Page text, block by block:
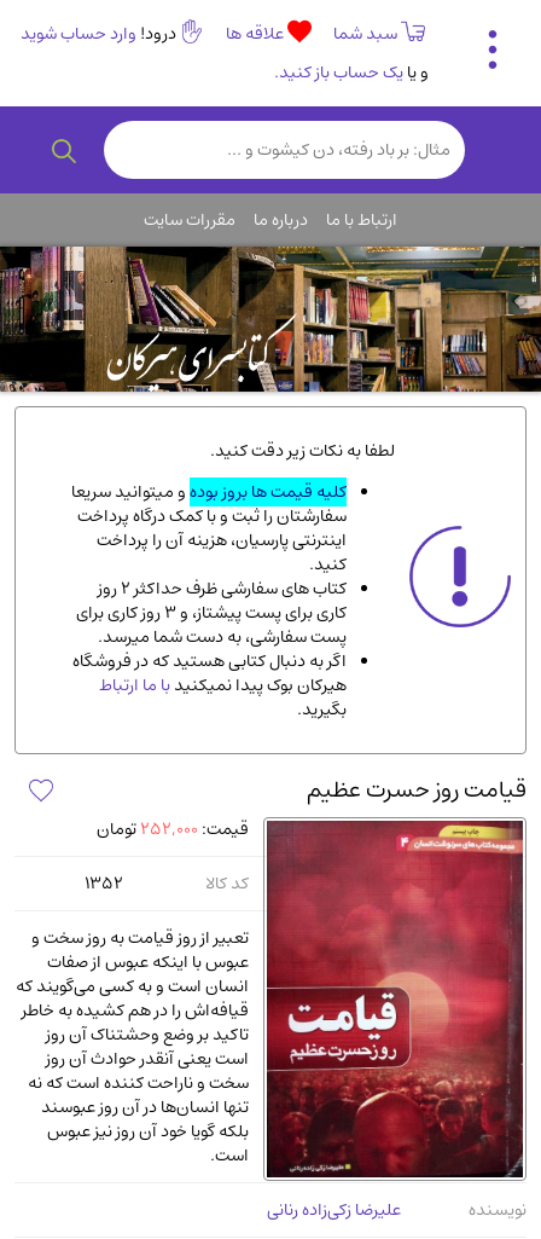
سبد شما علاقه ها درود! وارد حساب شوید
و یایک حساب باز کنید.
تاریخی و فرهنگی
(838)
رمان و داستان ایرانی(307)
روانشناسی(357)
انگلیسی و زبان خارجی(14)
کودکان و نوجوانان(76)
کتب نادر و کمیاب(19)
روانشناسی(112)
طب گیاهی و سنتی(45)
فلسفه و جامعه شناسی(151)
ادبیات و شعر
ادیان و مذاهب
دانشگاهی و آموزشی
اقتصادی، بازاریابی و مالی(56)
پزشکی(140)
کامپیوتر و نرم افزار(13)
ورزشی و تربیت بدنی(34)
آشپزی و خوراکی(25)
سرگرمی و بازی(7)
سیاسی
(116)
رمان و داستان خارجی(489)
حقوقی و قانون (47)
کتاب های مصور رنگی و گلاسه(23)
عرفانی و سلوک(45)
الکترونیک (11)
دایره المعارف و فرهنگ(13)
علوم غریبه و شهودی(16)
ارتباط با ما درباره ما مقررات سایت
لطفا به نکات زیر دقت کنید.
کلیه قیمت ها بروز بودهو میتوانید سریعا
سفارشتان را ثبت و با کمک درگاه پرداخت
اینترنتی پارسیان، هزینه آن را پرداخت
کنید.
کتاب های سفارشی ظرف حداکثر 2 روز
کاری برای پست پیشتاز، و 3 روز کاری برای
پست سفارشی، به دست شما میرسد.
اگر به دنبال کتابی هستید که در فروشگاه
هیرکان بوک پیدا نمیکنیدبا ما ارتباط
بگیرید.
قیامت روز حسرت عظیم
قیمت: 252,000تومان
کد کالا
1352
تعبیر از روز قیامت به روز سخت و
عبوس با اینکه عبوس از صفات
انسان است و به کسی می‌گویند که
قیافه‌اش را در هم کشیده به خاطر
تاکید بر وضع وحشتناک آن روز
است یعنی آنقدر حوادث آن روز
سخت و ناراحت کننده است که نه
تنها انسان‌ها در آن روز عبوسند
بلکه گویا خود آن روز نیز عبوس
است.
نویسنده
علیرضا زکی‌زاده رنانی